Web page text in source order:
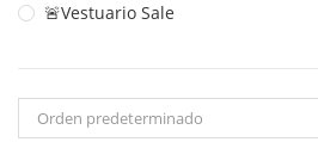
🚨Vestuario Sale
Orden predeterminado